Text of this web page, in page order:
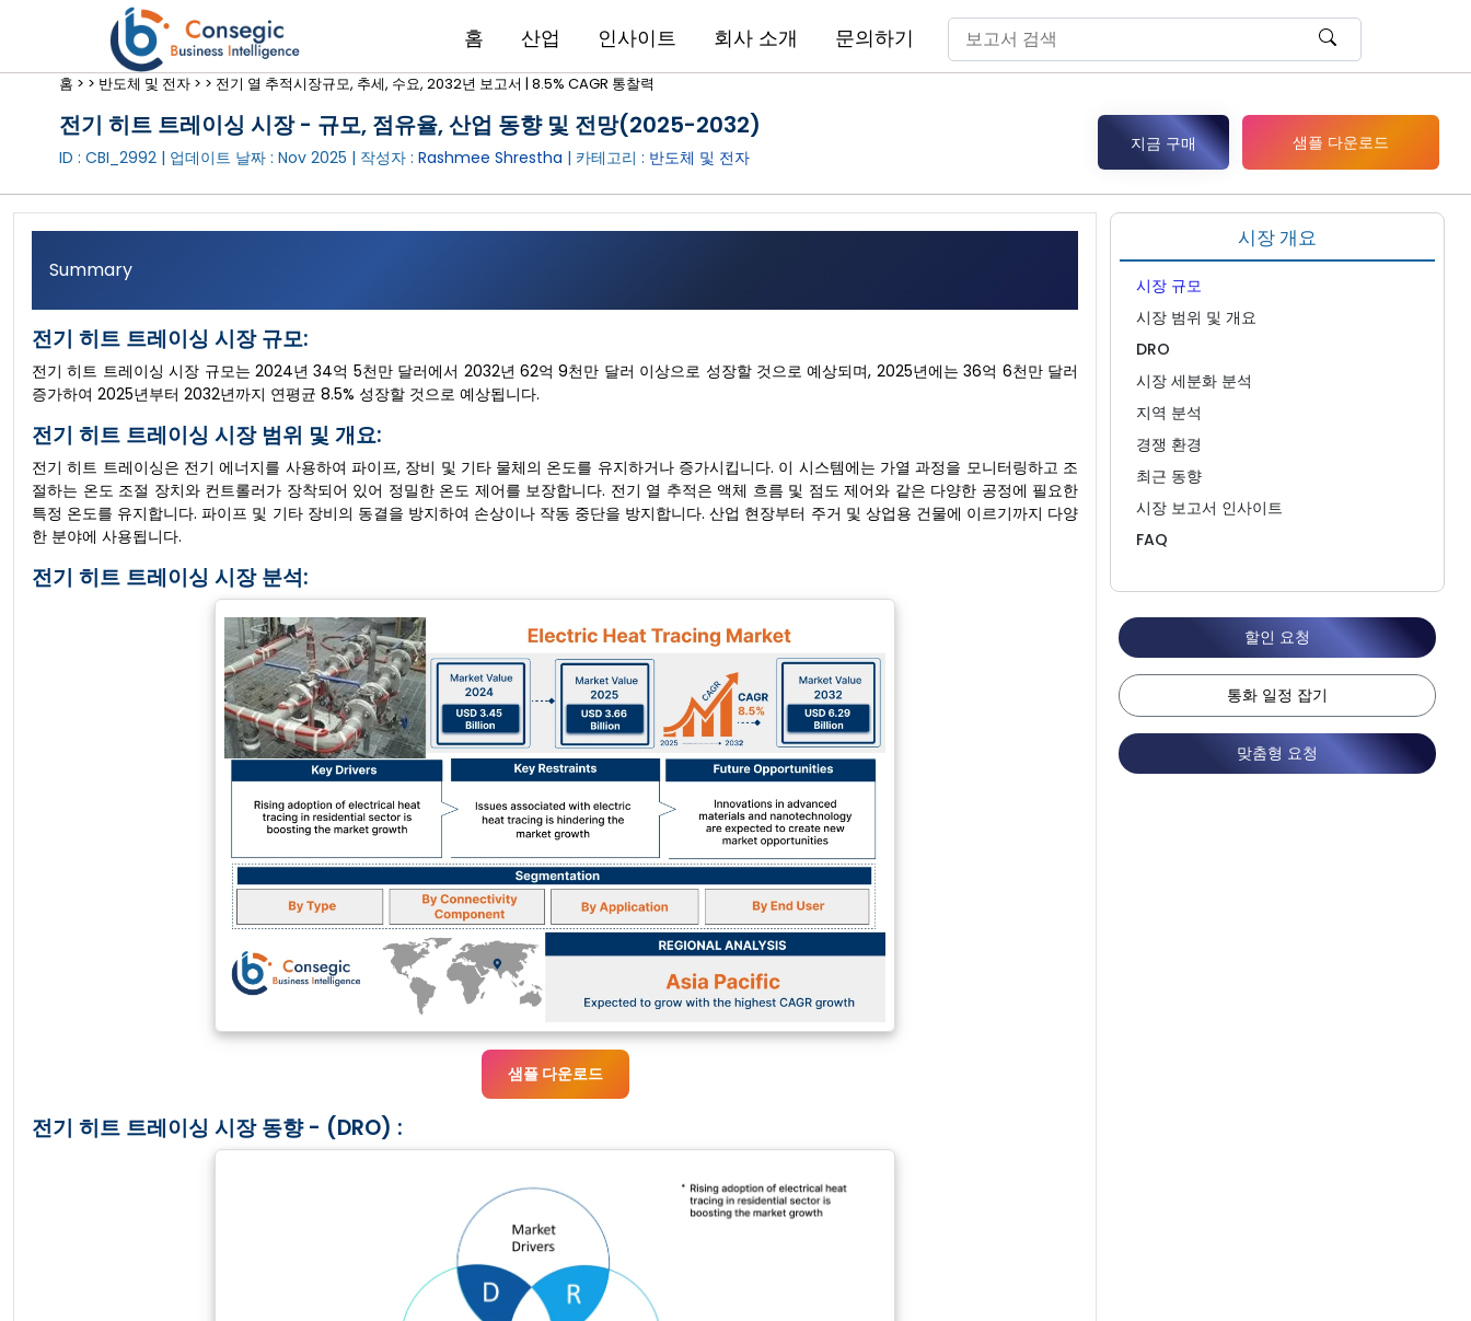
홈 산업 인사이트 회사 소개 문의하기
홈 > > 반도체 및 전자 > > 전기 열 추적시장규모, 추세, 수요, 2032년 보고서 | 8.5% CAGR 통찰력
전기 히트 트레이싱 시장 - 규모, 점유율, 산업 동향 및 전망(2025-2032)
ID : CBI_2992 | 업데이트 날짜 : Nov 2025 | 작성자 : Rashmee Shrestha | 카테고리 : 반도체 및 전자
지금 구매 샘플 다운로드
Summary
전기 히트 트레이싱 시장 규모:
전기 히트 트레이싱 시장 규모는 2024년 34억 5천만 달러에서 2032년 62억 9천만 달러 이상으로 성장할 것으로 예상되며, 2025년에는 36억 6천만 달러
증가하여 2025년부터 2032년까지 연평균 8.5% 성장할 것으로 예상됩니다.
전기 히트 트레이싱 시장 범위 및 개요:
전기 히트 트레이싱은 전기 에너지를 사용하여 파이프, 장비 및 기타 물체의 온도를 유지하거나 증가시킵니다. 이 시스템에는 가열 과정을 모니터링하고 조
절하는 온도 조절 장치와 컨트롤러가 장착되어 있어 정밀한 온도 제어를 보장합니다. 전기 열 추적은 액체 흐름 및 점도 제어와 같은 다양한 공정에 필요한
특정 온도를 유지합니다. 파이프 및 기타 장비의 동결을 방지하여 손상이나 작동 중단을 방지합니다. 산업 현장부터 주거 및 상업용 건물에 이르기까지 다양
한 분야에 사용됩니다.
전기 히트 트레이싱 시장 분석:
샘플 다운로드
전기 히트 트레이싱 시장 동향 - (DRO) :
시장 개요
시장 규모
시장 범위 및 개요
DRO
시장 세분화 분석
지역 분석
경쟁 환경
최근 동향
시장 보고서 인사이트
FAQ
할인 요청
통화 일정 잡기
맞춤형 요청